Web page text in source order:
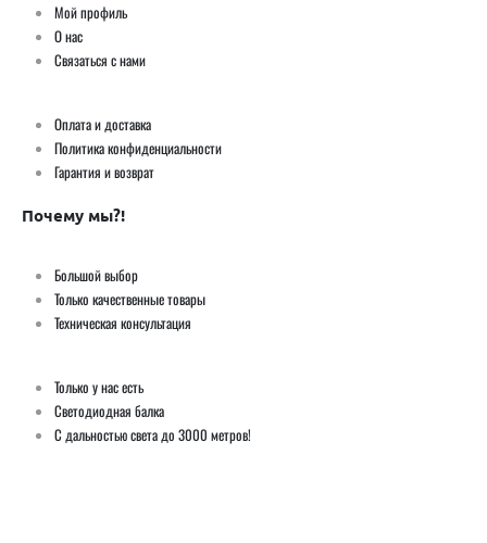
Мой профиль
О нас
Связаться с нами
Оплата и доставка
Политика конфиденциальности
Гарантия и возврат
Почему мы?!
Большой выбор
Только качественные товары
Техническая консультация
Только у нас есть
Светодиодная балка
С дальностью света до 3000 метров!